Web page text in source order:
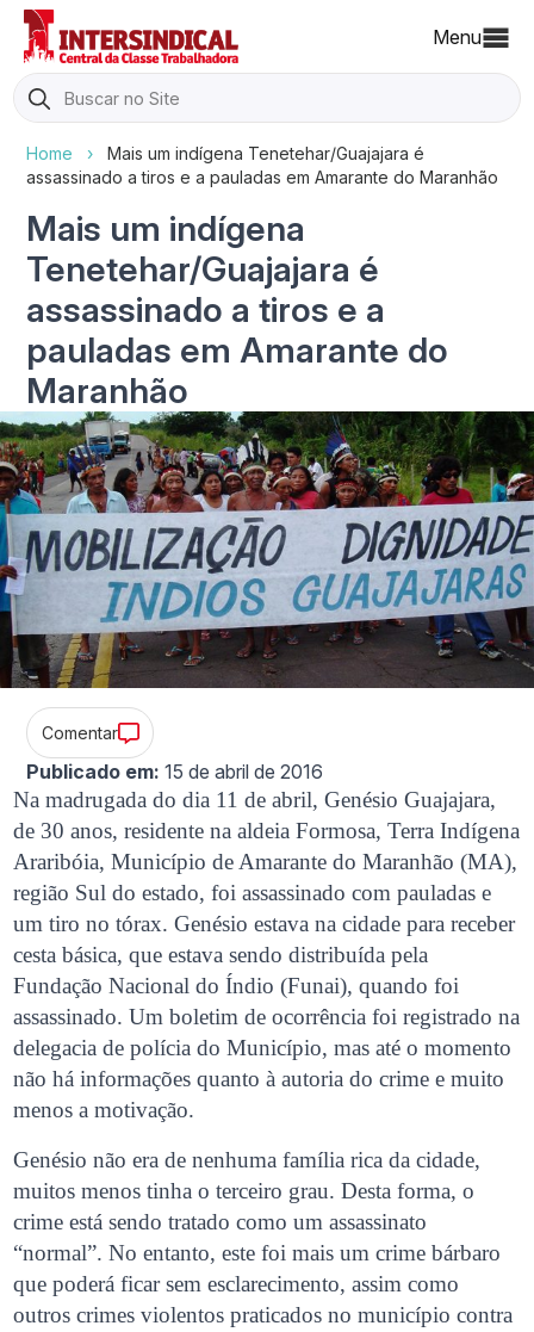
Menu
Search
for:
Home ›
Mais um indígena Tenetehar/Guajajara é
assassinado a tiros e a pauladas em Amarante do Maranhão
Mais um indígena
Tenetehar/Guajajara é
assassinado a tiros e a
pauladas em Amarante do
Maranhão
Comentar
Publicado em: 15 de abril de 2016
Na madrugada do dia 11 de abril, Genésio Guajajara,
de 30 anos, residente na aldeia Formosa, Terra Indígena
Araribóia, Município de Amarante do Maranhão (MA),
região Sul do estado, foi assassinado com pauladas e
um tiro no tórax. Genésio estava na cidade para receber
cesta básica, que estava sendo distribuída pela
Fundação Nacional do Índio (Funai), quando foi
assassinado. Um boletim de ocorrência foi registrado na
delegacia de polícia do Município, mas até o momento
não há informações quanto à autoria do crime e muito
menos a motivação.
Genésio não era de nenhuma família rica da cidade,
muitos menos tinha o terceiro grau. Desta forma, o
crime está sendo tratado como um assassinato
“normal”. No entanto, este foi mais um crime bárbaro
que poderá ficar sem esclarecimento, assim como
outros crimes violentos praticados no município contra